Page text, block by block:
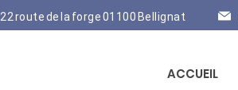
22 route de la forge 01100 Bellignat
ACCUEIL